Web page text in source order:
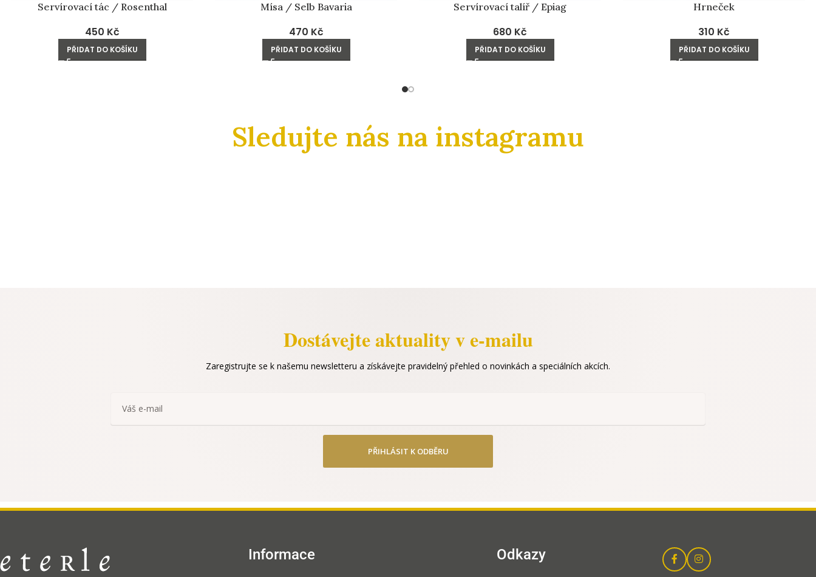
Servírovací tác / Rosenthal
450 Kč
PŘIDAT DO KOŠÍKU
Mísa / Selb Bavaria
470 Kč
PŘIDAT DO KOŠÍKU
Servírovací talíř / Epiag
680 Kč
PŘIDAT DO KOŠÍKU
Hrneček
310 Kč
PŘIDAT DO KOŠÍKU
Sledujte nás na instagramu
Dostávejte aktuality v e-mailu
Zaregistrujte se k našemu newsletteru a získávejte pravidelný přehled o novinkách a speciálních akcích.
PŘIHLÁSIT K ODBĚRU
Informace Odkazy